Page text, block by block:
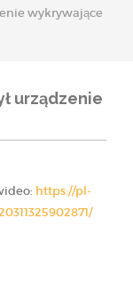
wykrywające
urządzenie
https://pl-